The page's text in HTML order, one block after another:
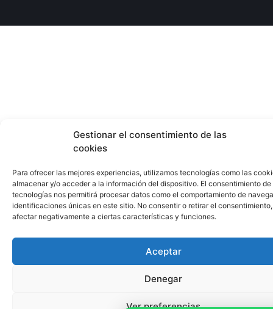
Gestionar el consentimiento de las
cookies
Para ofrecer las mejores experiencias, utilizamos tecnologías como las
almacenar y/o acceder a la información del dispositivo. El consentimiento de
tecnologías nos permitirá procesar datos como el comportamiento de
identificaciones únicas en este sitio. No consentir o retirar el
afectar negativamente a ciertas características y funciones.
Aceptar
Denegar
Ver preferencias